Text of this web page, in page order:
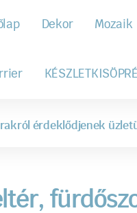
Dekor Mozaik
érdeklődjenek